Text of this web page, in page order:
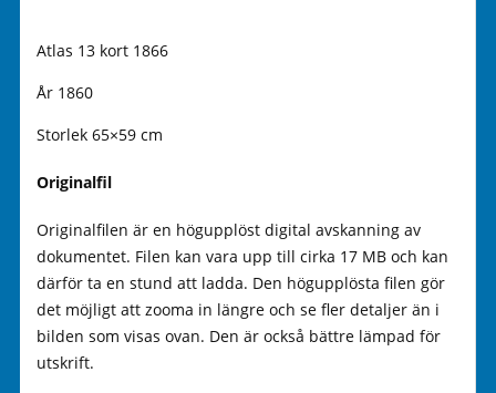
Atlas 13 kort 1866
År 1860
Storlek 65×59 cm
Originalfil
Originalfilen är en högupplöst digital avskanning av
dokumentet. Filen kan vara upp till cirka 17 MB och kan
därför ta en stund att ladda. Den högupplösta filen gör
det möjligt att zooma in längre och se fler detaljer än i
bilden som visas ovan. Den är också bättre lämpad för
utskrift.